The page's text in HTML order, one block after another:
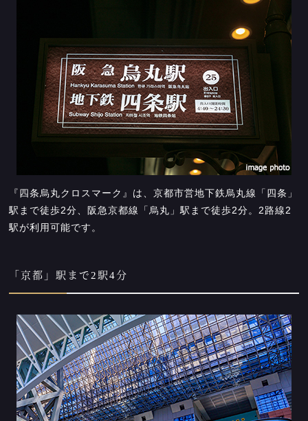
『四条烏丸クロスマーク』は、京都市営地下鉄烏丸線「四条」
駅まで徒歩2分、阪急京都線「烏丸」駅まで徒歩2分。2路線2
駅が利用可能です。
「京都」駅まで2駅4分